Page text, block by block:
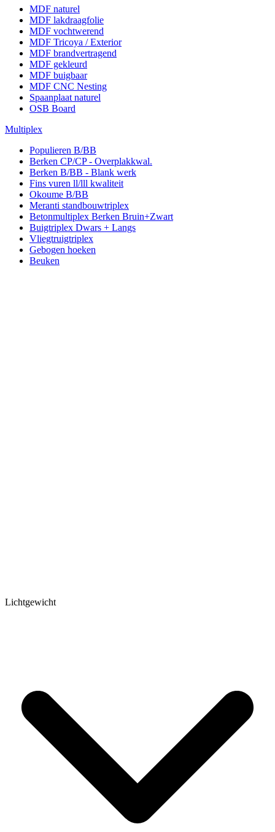
MDF naturel
MDF lakdraagfolie
MDF vochtwerend
MDF Tricoya / Exterior
MDF brandvertragend
MDF gekleurd
MDF buigbaar
MDF CNC Nesting
Spaanplaat naturel
OSB Board
Multiplex
Populieren B/BB
Berken CP/CP - Overplakkwal.
Berken B/BB - Blank werk
Fins vuren ll/lll kwaliteit
Okoume B/BB
Meranti standbouwtriplex
Betonmultiplex Berken Bruin+Zwart
Buigtriplex Dwars + Langs
Vliegtruigtriplex
Gebogen hoeken
Beuken
Lichtgewicht